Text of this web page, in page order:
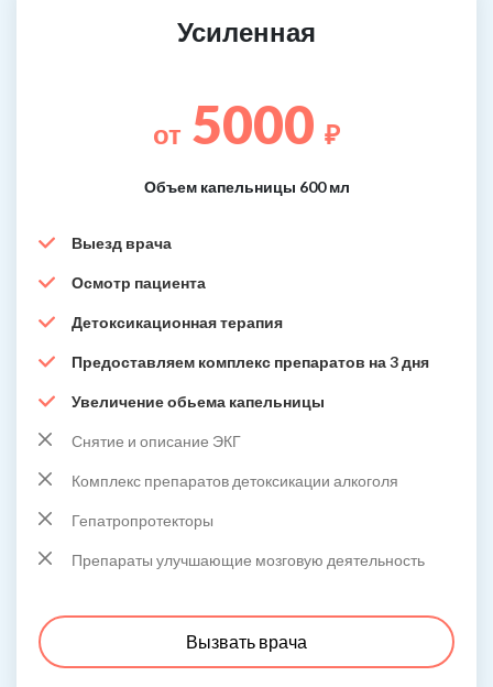
Усиленная
от 5000 ₽
Объем капельницы 600 мл
Выезд врача
Осмотр пациента
Детоксикационная терапия
Предоставляем комплекс препаратов на 3 дня
Увеличение обьема капельницы
Снятие и описание ЭКГ
Комплекс препаратов детоксикации алкоголя
Гепатропротекторы
Препараты улучшающие мозговую деятельность
Вызвать врача